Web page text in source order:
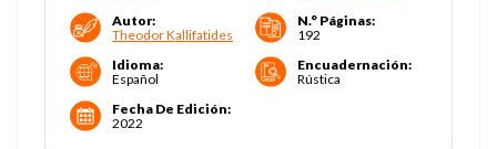
Autor:
Theodor Kallifatides
N.° Páginas:
192
Idioma:
Español
Encuadernación:
Rústica
Fecha De Edición:
2022